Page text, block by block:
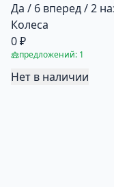
Да / 6 вперед / 2
Колеса
0 ₽
предложений: 1
Нет в наличии